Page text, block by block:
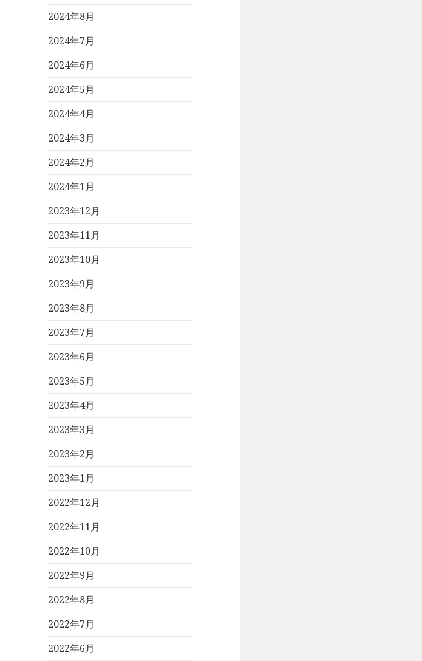
2024年8月
2024年7月
2024年6月
2024年5月
2024年4月
2024年3月
2024年2月
2024年1月
2023年12月
2023年11月
2023年10月
2023年9月
2023年8月
2023年7月
2023年6月
2023年5月
2023年4月
2023年3月
2023年2月
2023年1月
2022年12月
2022年11月
2022年10月
2022年9月
2022年8月
2022年7月
2022年6月